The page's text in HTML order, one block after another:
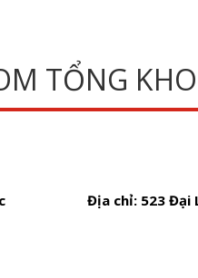
TỔNG
Địa chỉ: 523 Đại